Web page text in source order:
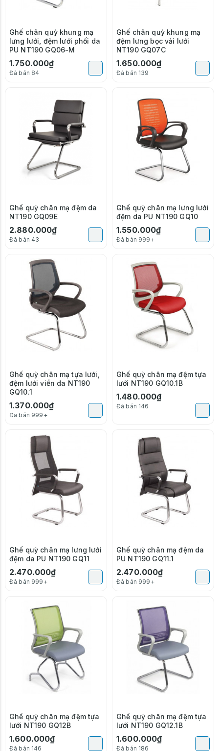
Ghế chân quỳ khung mạ
lưng lưới, đệm lưới phối da
PU NT190 GQ06-M
1.750.000₫
Đã bán 84
Ghế chân quỳ khung mạ
đệm lưng bọc vải lưới
NT190 GQ07C
1.650.000₫
Đã bán 139
Ghế quỳ chân mạ đệm da
NT190 GQ09E
2.880.000₫
Đã bán 43
Ghế quỳ chân mạ lưng lưới
đệm da PU NT190 GQ10
1.550.000₫
Đã bán 999+
Ghế quỳ chân mạ tựa lưới,
đệm lưới viền da NT190
GQ10.1
1.370.000₫
Đã bán 999+
Ghế quỳ chân mạ đệm tựa
lưới NT190 GQ10.1B
1.480.000₫
Đã bán 146
Ghế quỳ chân mạ lưng lưới
đệm da PU NT190 GQ11
2.470.000₫
Đã bán 999+
Ghế quỳ chân mạ đệm da
PU NT190 GQ11.1
2.470.000₫
Đã bán 999+
Ghế quỳ chân mạ đệm tựa
lưới NT190 GQ12B
1.600.000₫
Đã bán 146
Ghế quỳ chân mạ đệm tựa
lưới NT190 GQ12.1B
1.600.000₫
Đã bán 186